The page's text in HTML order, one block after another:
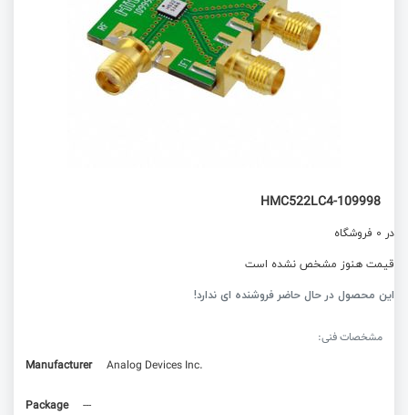
109998-HMC522LC4
در 0 فروشگاه
قیمت هنوز مشخص نشده است
این محصول در حال حاضر فروشنده ای ندارد!
مشخصات فنی:
Manufacturer
Analog Devices Inc.
Package ---